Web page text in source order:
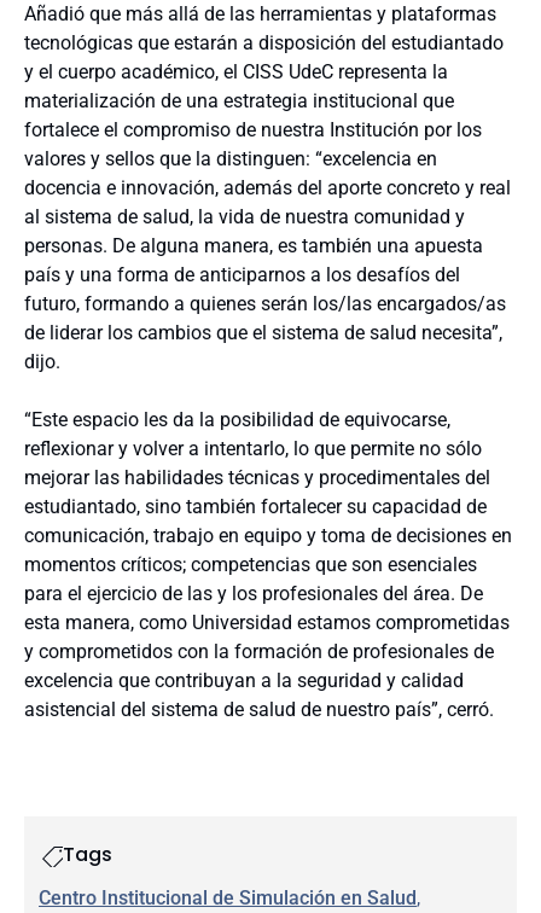
Añadió que más allá de las herramientas y plataformas
tecnológicas que estarán a disposición del estudiantado
y el cuerpo académico, el CISS UdeC representa la
materialización de una estrategia institucional que
fortalece el compromiso de nuestra Institución por los
valores y sellos que la distinguen: “excelencia en
docencia e innovación, además del aporte concreto y real
al sistema de salud, la vida de nuestra comunidad y
personas. De alguna manera, es también una apuesta
país y una forma de anticiparnos a los desafíos del
futuro, formando a quienes serán los/las encargados/as
de liderar los cambios que el sistema de salud necesita”,
dijo.
“Este espacio les da la posibilidad de equivocarse,
reflexionar y volver a intentarlo, lo que permite no sólo
mejorar las habilidades técnicas y procedimentales del
estudiantado, sino también fortalecer su capacidad de
comunicación, trabajo en equipo y toma de decisiones en
momentos críticos; competencias que son esenciales
para el ejercicio de las y los profesionales del área. De
esta manera, como Universidad estamos comprometidas
y comprometidos con la formación de profesionales de
excelencia que contribuyan a la seguridad y calidad
asistencial del sistema de salud de nuestro país”, cerró.
Tags
Centro Institucional de Simulación en Salud